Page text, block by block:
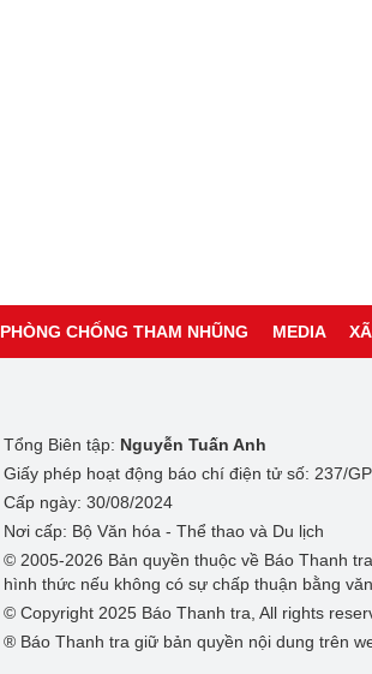
PHÒNG CHỐNG THAM NHŨNG MEDIA
Tổng Biên tập: Nguyễn Tuấn Anh
Giấy phép hoạt động báo chí điện tử số: 237/
Cấp ngày: 30/08/2024
Nơi cấp: Bộ Văn hóa - Thể thao và Du lịch
© 2005-2026 Bản quyền thuộc về Báo Thanh
hình thức nếu không có sự chấp thuận bằng
© Copyright 2025 Báo Thanh tra, All rights
® Báo Thanh tra giữ bản quyền nội dung trên